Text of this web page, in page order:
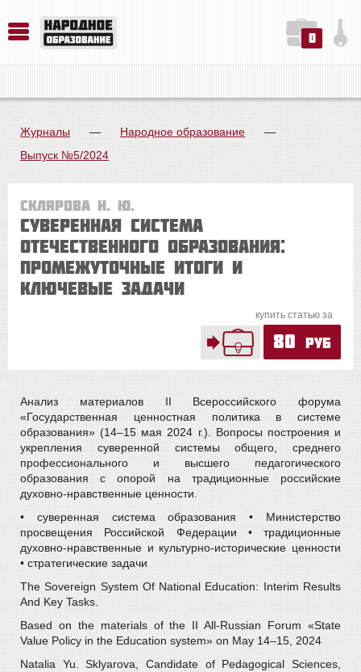
0
Журналы — Народное образование
—
Выпуск №5/2024
Склярова Н. Ю.
Суверенная система
отечественного образования:
промежуточные итоги и
ключевые задачи
купить статью за
80 руб
Анализ материалов II Всероссийского форума
«Государственная ценностная политика в системе
образования» (14–15 мая 2024 г.). Вопросы построения и
укрепления суверенной системы общего, среднего
профессионального и высшего педагогического
образования с опорой на традиционные российские
духовно-нравственные ценности.
• суверенная система образования • Министерство
просвещения Российской Федерации • традиционные
духовно-нравственные и культурно-исторические ценности
• стратегические задачи
The Sovereign System Of National Education: Interim Results
And Key Tasks.
Based on the materials of the II All-Russian Forum «State
Value Policy in the Education system» on May 14–15, 2024
Natalia Yu. Sklyarova, Candidate of Pedagogical Sciences,